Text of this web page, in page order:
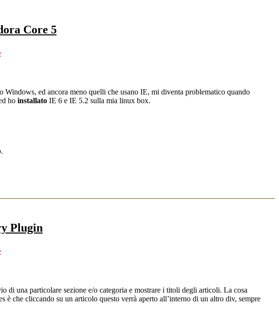
Core 5
ed ancora meno quelli che usano IE, mi diventa problematico quando
ho installato IE 6 e IE 5.2 sulla mia linux box.
Plugin
di una particolare sezione e/o categoria e mostrare i titoli degli articoli. La cosa
è che cliccando su un articolo questo verrà aperto all’interno di un altro div, sempre